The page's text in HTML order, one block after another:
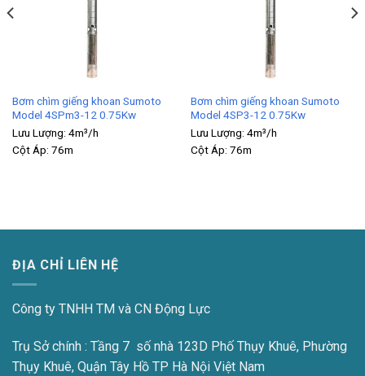
Bơm chìm giếng khoan Sumoto
Model 4SPm3-12 0.75Kw
Lưu Lượng: 4m³/h
Cột Áp: 76m
Bơm chìm giếng khoan Sumoto
Model 4SP3-12 0.75Kw
Lưu Lượng: 4m³/h
Cột Áp: 76m
ĐỊA CHỈ LIÊN HỆ
Công ty TNHH TM và CN Động Lực
Trụ Sở chính : Tầng 7 số nhà 123D Phố Thụy Khuê, Phường
Thụy Khuê, Quận Tây Hồ TP Hà Nội Việt Nam